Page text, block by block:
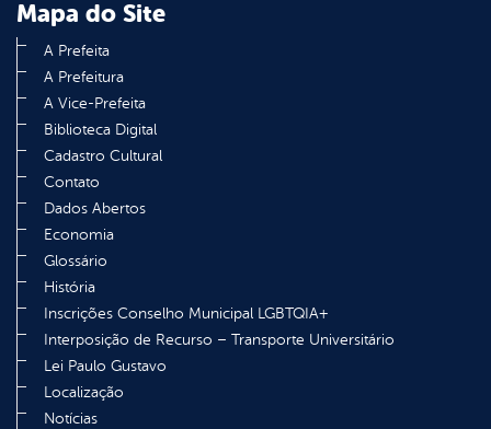
Mapa do Site
A Prefeita
A Prefeitura
A Vice-Prefeita
Biblioteca Digital
Cadastro Cultural
Contato
Dados Abertos
Economia
Glossário
História
Inscrições Conselho Municipal LGBTQIA+
Interposição de Recurso – Transporte Universitário
Lei Paulo Gustavo
Localização
Notícias